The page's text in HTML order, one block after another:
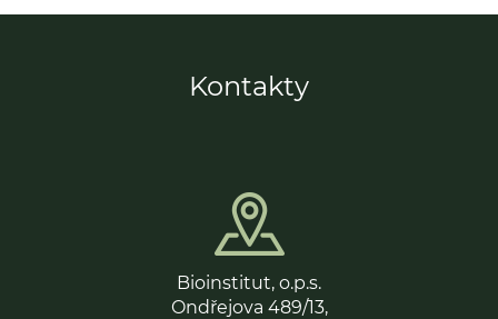
Kontakty
Bioinstitut, o.p.s.
Ondřejova 489/13,